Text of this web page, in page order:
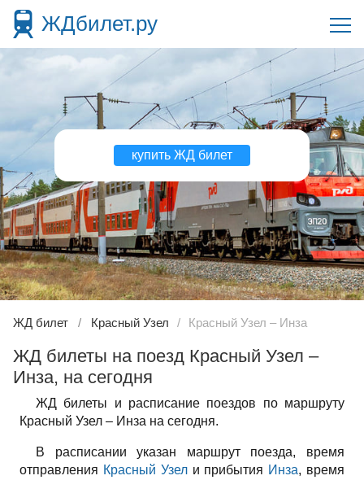
ЖДбилет.ру
купить ЖД билет
ЖД билет Красный Узел Красный Узел – Инза
ЖД билеты на поезд Красный Узел –
Инза, на сегодня
ЖД билеты и расписание поездов по маршруту
Красный Узел – Инза на сегодня.
В расписании указан маршрут поезда, время
отправления Красный Узели прибытия Инза, время